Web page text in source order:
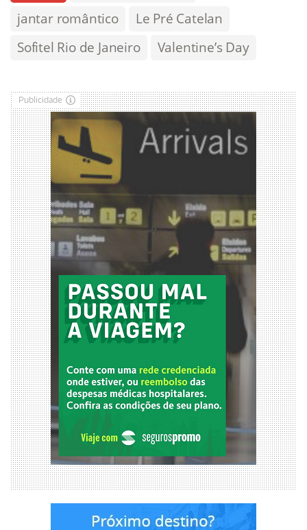
jantar romântico
Le Pré Catelan
Sofitel Rio de Janeiro
Valentine’s Day
Publicidade